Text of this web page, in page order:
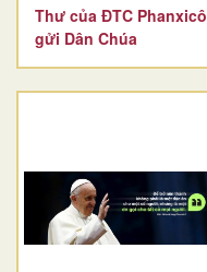
Thư của ĐTC Phanxicô
gửi Dân Chúa